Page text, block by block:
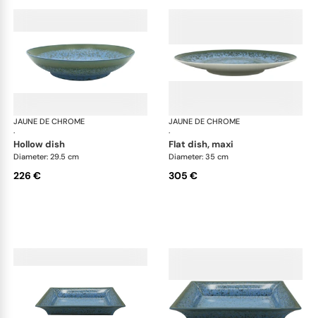
JAUNE DE CHROME
·
Nymphéa
hollow dish
Diameter: 29.5 cm
226 €
JAUNE DE CHROME
·
flat dish, maxi
Diameter: 35 cm
305 €